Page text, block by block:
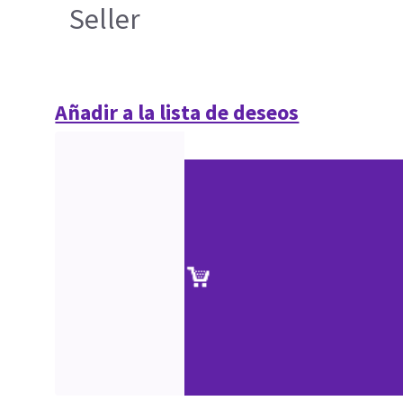
Seller
Añadir a la lista de deseos